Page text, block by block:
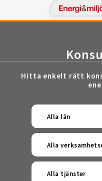
Hitta enkelt rätt
Alla län
Alla
Alla tjänster